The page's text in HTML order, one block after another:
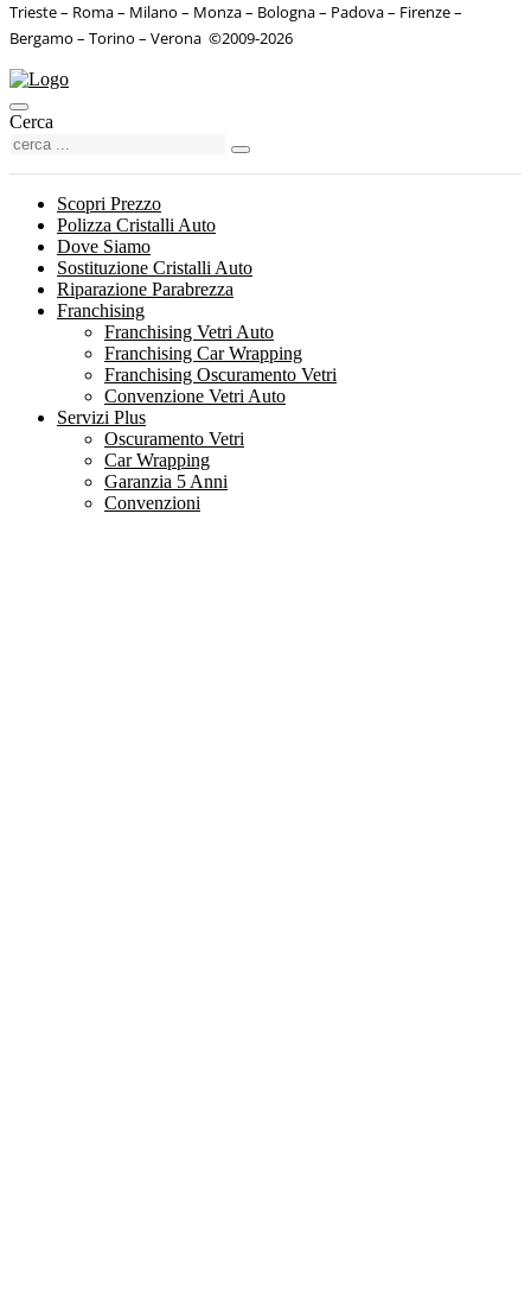
Trieste – Roma – Milano – Monza – Bologna – Padova – Firenze –
Bergamo – Torino – Verona ©2009-2026
Cerca
Scopri Prezzo
Polizza Cristalli Auto
Dove Siamo
Sostituzione Cristalli Auto
Riparazione Parabrezza
Franchising
Franchising Vetri Auto
Franchising Car Wrapping
Franchising Oscuramento Vetri
Convenzione Vetri Auto
Servizi Plus
Oscuramento Vetri
Car Wrapping
Garanzia 5 Anni
Convenzioni